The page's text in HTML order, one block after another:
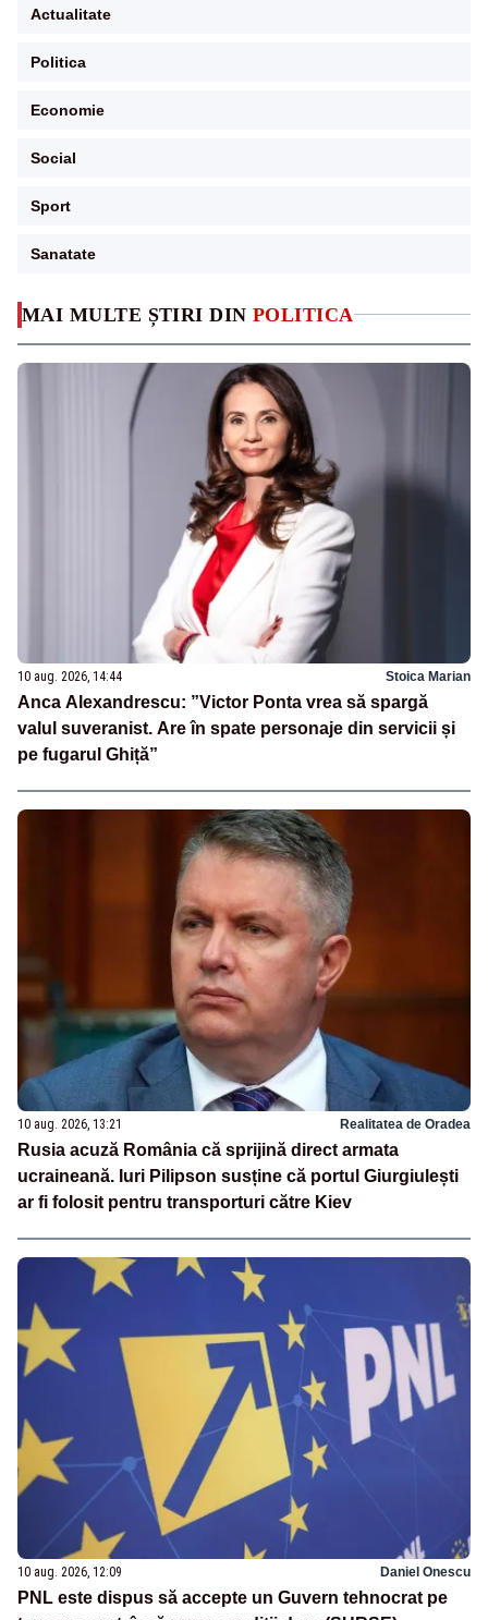
MAI MULTE ȘTIRI DIN POLITICA
10 aug. 2026, 14:44 Stoica Marian
Anca Alexandrescu: ”Victor Ponta vrea să spargă
valul suveranist. Are în spate personaje din servicii și
pe fugarul Ghiță”
10 aug. 2026, 13:21 Realitatea de Oradea
Rusia acuză România că sprijină direct armata
ucraineană. Iuri Pilipson susține că portul Giurgiulești
ar fi folosit pentru transporturi către Kiev
10 aug. 2026, 12:09 Daniel Onescu
PNL este dispus să accepte un Guvern tehnocrat pe
Actualitate
Politica
Economie
Social
Sport
Sanatate